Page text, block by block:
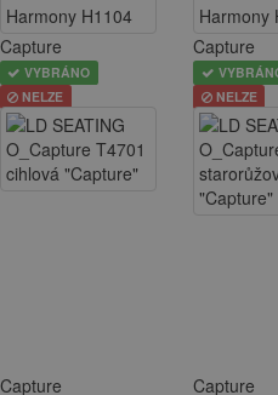
Capture
VYBRÁNO
NELZE
Capture
NELZE
Capture Capture